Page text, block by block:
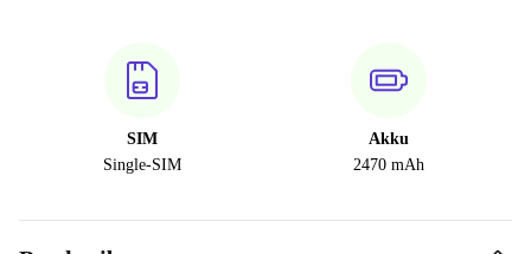
SIM
Single-SIM
Akku
2470 mAh